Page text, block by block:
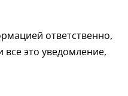
ответственно,
это уведомление,